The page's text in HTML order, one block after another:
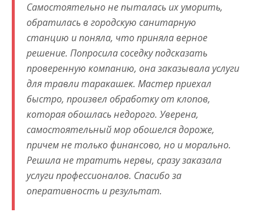
Самостоятельно не пыталась их уморить,
обратилась в городскую санитарную
станцию и поняла, что приняла верное
решение. Попросила соседку подсказать
проверенную компанию, она заказывала услуги
для травли таракашек. Мастер приехал
быстро, произвел обработку от клопов,
которая обошлась недорого. Уверена,
самостоятельный мор обошелся дороже,
причем не только финансово, но и морально.
Решила не тратить нервы, сразу заказала
услуги профессионалов. Спасибо за
оперативность и результат.